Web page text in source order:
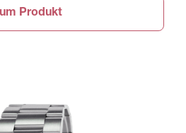
Produkt